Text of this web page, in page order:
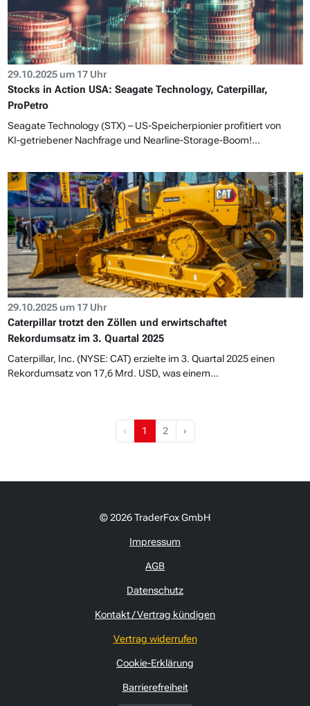
29.10.2025 um 17 Uhr
Stocks in Action USA: Seagate Technology, Caterpillar,
ProPetro
Seagate Technology (STX) – US-Speicherpionier profitiert von
KI-getriebener Nachfrage und Nearline-Storage-Boom!...
29.10.2025 um 17 Uhr
Caterpillar trotzt den Zöllen und erwirtschaftet
Rekordumsatz im 3. Quartal 2025
Caterpillar, Inc. (NYSE: CAT) erzielte im 3. Quartal 2025 einen
Rekordumsatz von 17,6 Mrd. USD, was einem...
‹ 1 2 ›
© 2026 TraderFox GmbH
Impressum
AGB
Datenschutz
Kontakt / Vertrag kündigen
Vertrag widerrufen
Cookie-Erklärung
Barrierefreiheit